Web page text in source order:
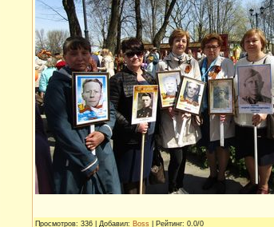
Просмотров: 336 Добавил: Boss Рейтинг: 0.0/0